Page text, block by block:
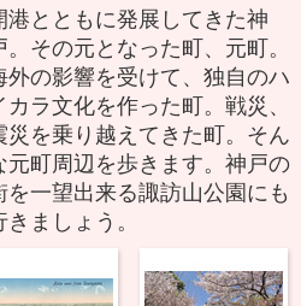
港とともに発展してきた神
。その元となった町、元町。
外の影響を受けて、独自のハ
カラ文化を作った町。戦災、
災を乗り越えてきた町。そん
元町周辺を歩きます。神戸の
を一望出来る諏訪山公園にも
きましょう。